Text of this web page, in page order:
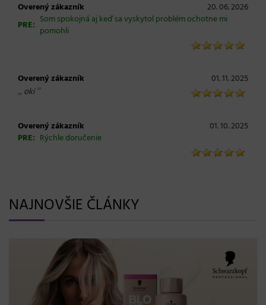
Overený zákazník
20. 06. 2026
PRE: Som spokojná aj keď sa vyskytol problém ochotne mi
pomohli
Overený zákazník 01. 11. 2025
„ oki“
Overený zákazník
01. 10. 2025
PRE: Rýchle doručenie
NAJNOVŠIE ČLÁNKY